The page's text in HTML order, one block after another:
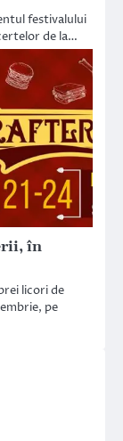
festivalului
de la…
în
licori de
pe